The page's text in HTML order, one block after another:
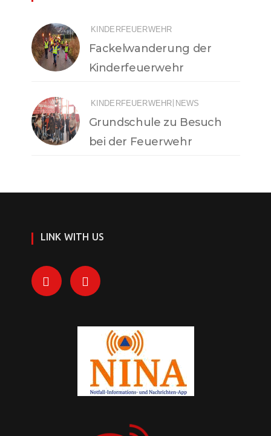
KINDERFEUERWEHR
Fackelwanderung der
Kinderfeuerwehr
KINDERFEUERWEHR NEWS
Grundschule zu Besuch
bei der Feuerwehr
LINK WITH US